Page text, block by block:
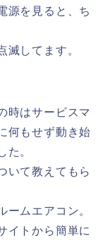
源を見ると、ち
滅してます。
時はサービスマ
何もせず動き始
た。
いて教えてもら
ームエアコン。
イトから簡単に